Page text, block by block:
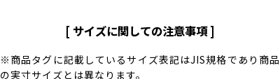
[ サイズに関しての注意事項 ]
※商品タグに記載しているサイズ表記はJIS規格であり商品
の実寸サイズとは異なります。